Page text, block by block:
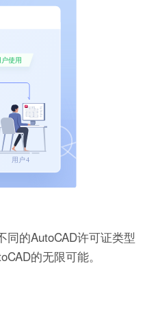
的AutoCAD许可证类型
的无限可能。